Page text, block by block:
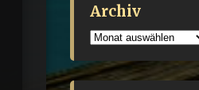
Archiv
Archiv